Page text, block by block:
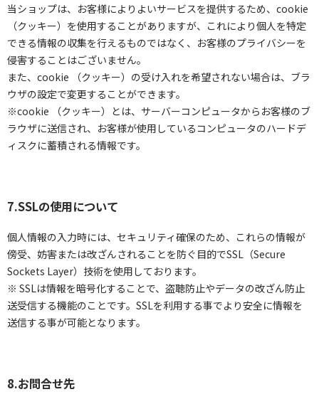
当ショップは、お客様によりよいサービスを提供するため、cookie
（クッキー）を使用することがありますが、これにより個人を特定
できる情報の収集を行えるものではなく、お客様のプライバシーを
侵害することはございません。
また、cookie （クッキー）の受け入れを希望されない場合は、ブラ
ウザの設定で変更することができます。
※cookie （クッキー）とは、サーバーコンピュータからお客様のブ
ラウザに送信され、お客様が使用しているコンピュータのハードデ
ィスクに蓄積される情報です。
7.SSLの使用について
個人情報の入力時には、セキュリティ確保のため、これらの情報が
傍受、妨害または改ざんされることを防ぐ目的でSSL（Secure
Sockets Layer）技術を使用しております。
※ SSLは情報を暗号化することで、盗聴防止やデータの改ざん防止
送受信する機能のことです。SSLを利用する事でより安全に情報を
送信する事が可能となります。
8.お問合せ先